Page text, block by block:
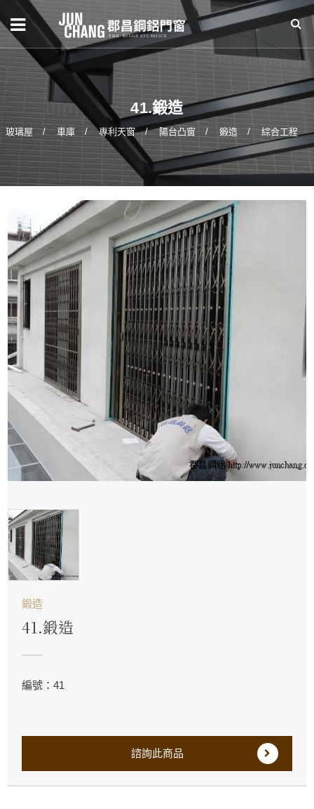
41.鍛造
玻璃屋 車庫 專利天窗 陽台凸窗 鍛造 綜合工程
鍛造
41.鍛造
編號：41
諮詢此商品